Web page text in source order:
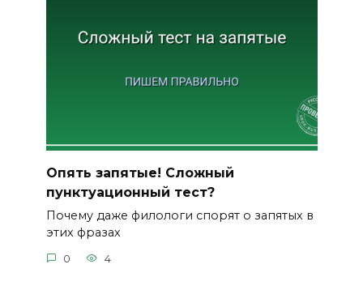
Опять запятые! Сложный
пунктуационный тест?
Почему даже филологи спорят о запятых в
этих фразах
0 4